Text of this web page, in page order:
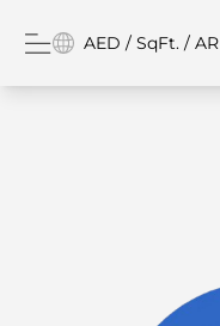
AED / SqFt. / AR